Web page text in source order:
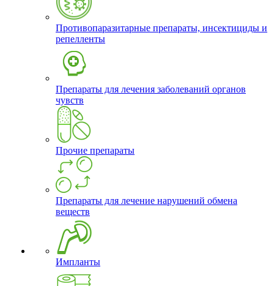
Противопаразитарные препараты, инсектициды и
репелленты
Препараты для лечения заболеваний органов
чувств
Прочие препараты
Препараты для лечение нарушений обмена
веществ
Импланты